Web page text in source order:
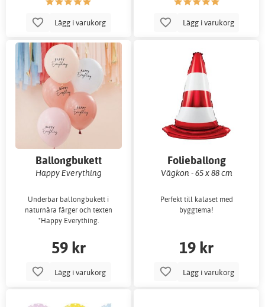
Lägg i varukorg Lägg i varukorg
Ballongbukett
Happy Everything
Underbar ballongbukett i
naturnära färger och texten
"Happy Everything.
59 kr
Lägg i varukorg
Folieballong
Vägkon - 65 x 88 cm
Perfekt till kalaset med
byggtema!
19 kr
Lägg i varukorg